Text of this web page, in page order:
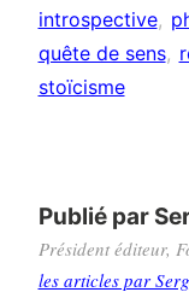
introspective
quête de sens
stoïcisme
Publié par
Président éditeur,
les articles par